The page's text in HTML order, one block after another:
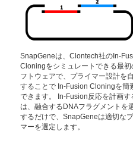
SnapGeneは、Clontech社のIn-
Cloningをシミュレートできる最初
フトウェアで、プライマー設計を
することで In-Fusion Cloningを簡
できます。 In-Fusion反応を計画す
は、融合するDNAフラグメントを
するだけで、SnapGeneは適切な
マーを選定します。